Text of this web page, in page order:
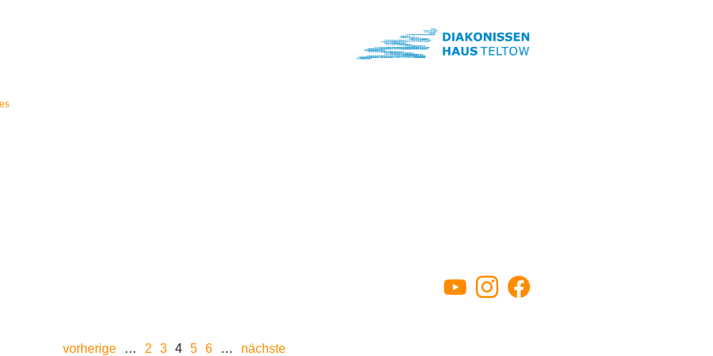
YouTubeInstagramFacebook
vorherige … 2 3 4 5 6 … nächste